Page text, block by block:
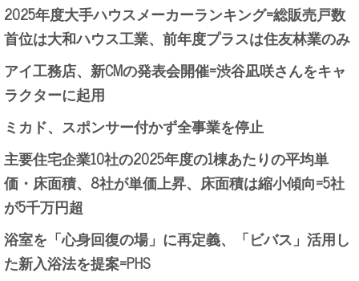
2025年度大手ハウスメーカーランキング=総販売戸数
首位は大和ハウス工業、前年度プラスは住友林業のみ
アイ工務店、新CMの発表会開催=渋谷凪咲さんをキャ
ラクターに起用
ミカド、スポンサー付かず全事業を停止
主要住宅企業10社の2025年度の1棟あたりの平均単
価・床面積、8社が単価上昇、床面積は縮小傾向=5社
が5千万円超
浴室を「心身回復の場」に再定義、「ビバス」活用し
た新入浴法を提案=PHS